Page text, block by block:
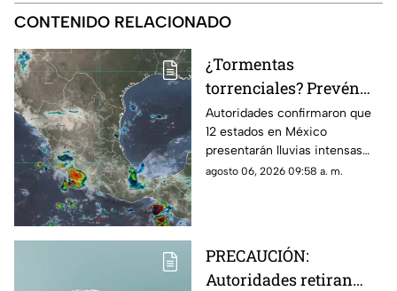
CONTENIDO RELACIONADO
¿Tormentas
torrenciales? Prevén
lluvias intensas en 12
estados de México HOY;
Morelos se encuentra
en la lista
Autoridades confirmaron que
12 estados en México
presentarán lluvias intensas
hoy jueves 6 de agosto de
agosto 06, 2026 09:58 a. m.
PRECAUCIÓN:
Autoridades retiran